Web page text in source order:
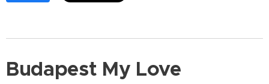
Budapest My Love